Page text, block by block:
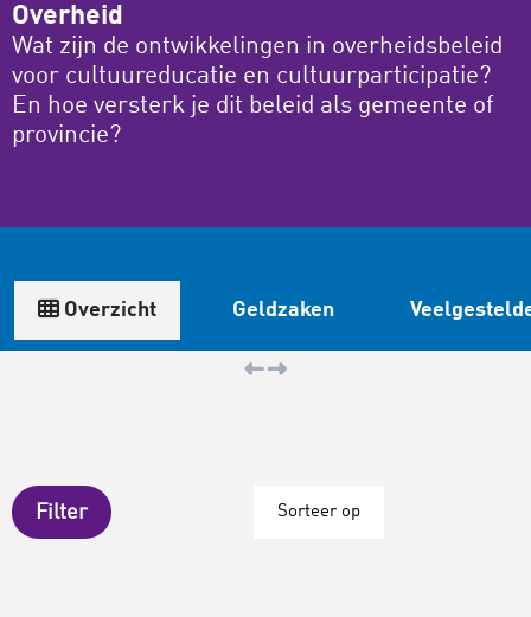
Overheid
Wat zijn de ontwikkelingen in overheidsbeleid
voor cultuureducatie en cultuurparticipatie?
En hoe versterk je dit beleid als gemeente of
provincie?
Overzicht Geldzaken
Filter Sorteer op